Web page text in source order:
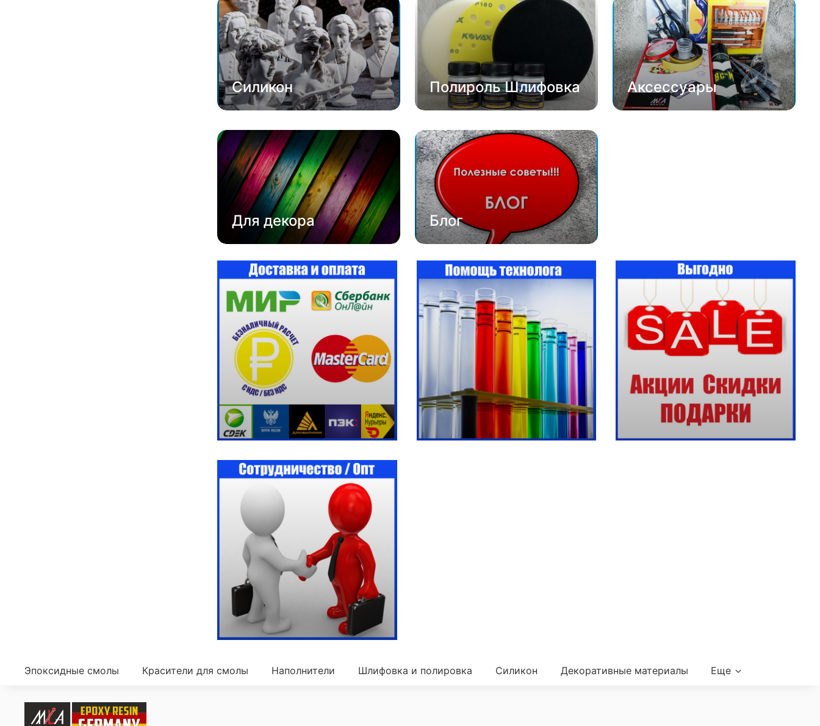
Силикон Полироль Шлифовка Аксессуары
Для декора Блог
Эпоксидные смолы Красители для смолы Наполнители Шлифовка и полировка Силикон Декоративные материалы Еще